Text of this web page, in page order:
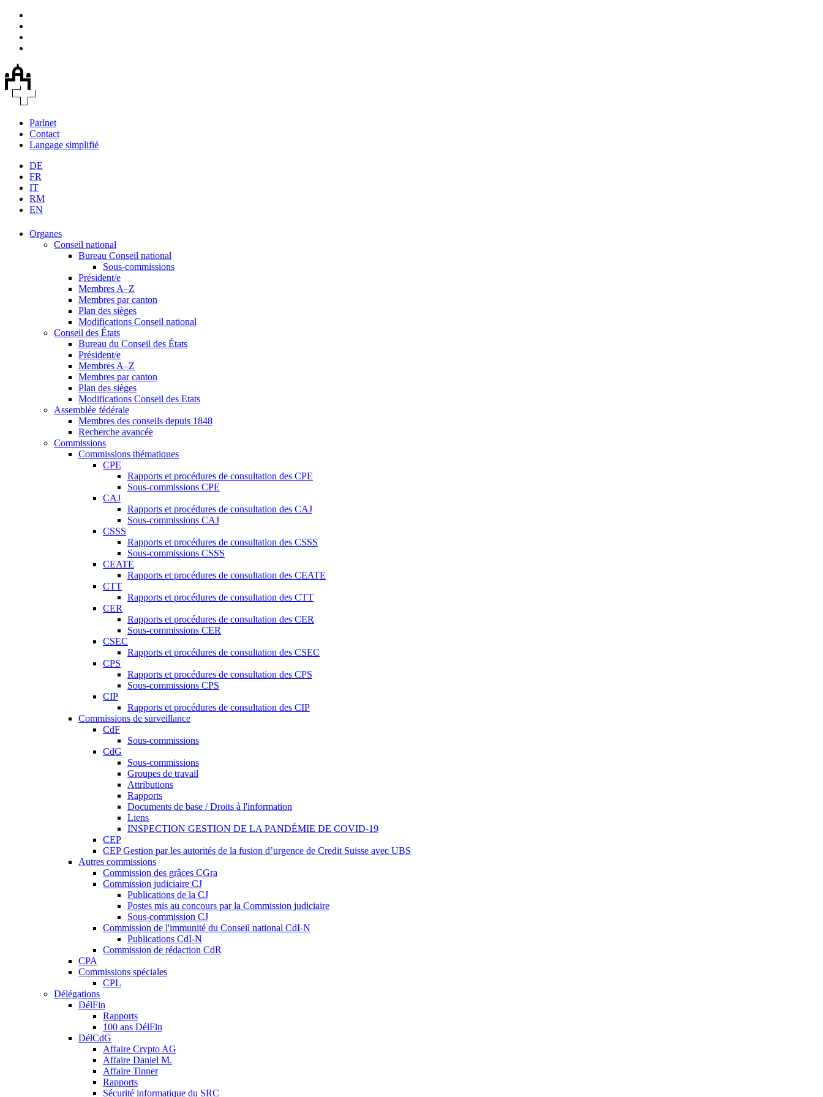
Parlnet
Contact
Langage simplifié
DE
FR
IT
RM
EN
Organes
Conseil national
Bureau Conseil national
Sous-commissions
Président/e
Membres A–Z
Membres par canton
Plan des sièges
Modifications Conseil national
Conseil des États
Bureau du Conseil des États
Président/e
Membres A–Z
Membres par canton
Plan des sièges
Modifications Conseil des Etats
Assemblée fédérale
Membres des conseils depuis 1848
Recherche avancée
Commissions
Commissions thématiques
CPE
Rapports et procédures de consultation des CPE
Sous-commissions CPE
CAJ
Rapports et procédures de consultation des CAJ
Sous-commissions CAJ
CSSS
Rapports et procédures de consultation des CSSS
Sous-commissions CSSS
CEATE
Rapports et procédures de consultation des CEATE
CTT
Rapports et procédures de consultation des CTT
CER
Rapports et procédures de consultation des CER
Sous-commissions CER
CSEC
Rapports et procédures de consultation des CSEC
CPS
Rapports et procédures de consultation des CPS
Sous-commissions CPS
CIP
Rapports et procédures de consultation des CIP
Commissions de surveillance
CdF
Sous-commissions
CdG
Sous-commissions
Groupes de travail
Attributions
Rapports
Documents de base / Droits à l'information
Liens
INSPECTION GESTION DE LA PANDÉMIE DE COVID-19
CEP
CEP Gestion par les autorités de la fusion d’urgence de Credit Suisse avec UBS
Autres commissions
Commission des grâces CGra
Commission judiciaire CJ
Publications de la CJ
Postes mis au concours par la Commission judiciaire
Sous-commission CJ
Commission de l'immunité du Conseil national CdI-N
Publications CdI-N
Commission de rédaction CdR
CPA
Commissions spéciales
CPL
Délégations
DélFin
Rapports
100 ans DélFin
DélCdG
Affaire Crypto AG
Affaire Daniel M.
Affaire Tinner
Rapports
Sécurité informatique du SRC